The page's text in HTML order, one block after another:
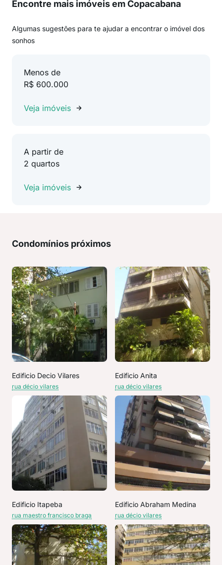
Encontre mais imóveis em Copacabana
Algumas sugestões para te ajudar a encontrar o imóvel dos
sonhos
Menos de
R$ 600.000
Veja imóveis
A partir de
2 quartos
Veja imóveis
Condomínios próximos
Edificio Decio Vilares
rua décio vilares
Edificio Anita
rua décio vilares
Edificio Itapeba
rua maestro francisco braga
Edificio Abraham Medina
rua décio vilares